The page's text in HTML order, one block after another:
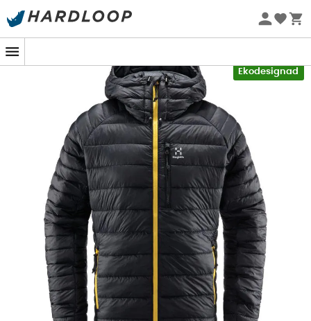
Sommarerbjudanden 🔥 -5 % EXTRA vid köp av 2 produkter*
Ekodesignad